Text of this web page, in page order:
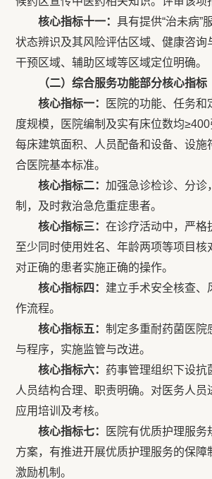
核心指标十一：具有提供“治未病”
状态辨识及其风险评估区域、健康咨询
干预区域、辅助区域等区域定位明确。
（二）综合服务功能部分核心指标
核心指标一：
医院的功能、任务和
度规模，医院编制及实有床位数均≥400
每床建筑面积、人员配备和设备、设施
合医院基本标准。
核心指标二：加强急诊检诊、分诊
制，及时救治急危重症患者。
核心指标三：在诊疗活动中，严格
至少同时使用姓名、年龄两项等项目核
对正确的患者实施正确的操作。
核心指标四： 建立手术安全核查、
作流程。
核心指标五：制定多重耐药菌医院
与程序，实施监管与改进。
核心指标六： 药事管理组织下设抗
人员结构合理、职责明确。对医务人员
应用培训及考核。
核心指标七：
医院有优质护理服务
方案，有推进开展优质护理服务的保障
激励机制。